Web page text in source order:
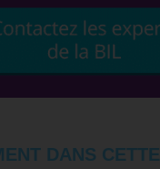
DANS CETTE